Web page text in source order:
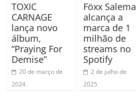
TOXIC
CARNAGE
lança novo
álbum,
“Praying For
Demise”
20 de março de
2024
Föxx Salema
alcança a
marca de 1
milhão de
streams no
Spotify
2 de julho de
2025